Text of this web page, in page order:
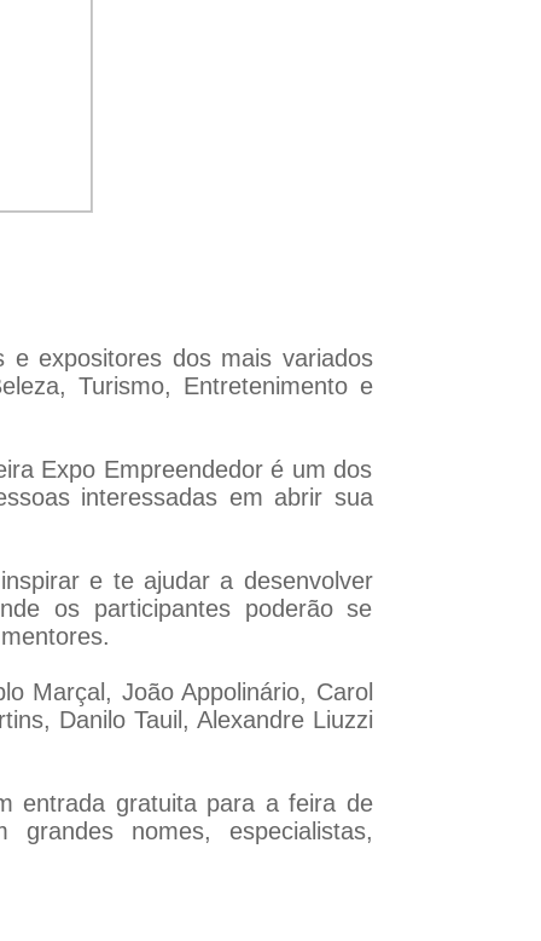
expositores dos mais variados
Turismo, Entretenimento e
Expo Empreendedor é um dos
interessadas em abrir sua
e te ajudar a desenvolver
os participantes poderão se
Marçal, João Appolinário, Carol
Danilo Tauil, Alexandre Liuzzi
entrada gratuita para a feira de
nomes, especialistas,